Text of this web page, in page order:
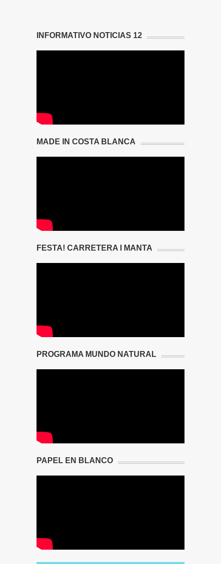
INFORMATIVO NOTICIAS 12
MADE IN COSTA BLANCA
FESTA! CARRETERA I MANTA
PROGRAMA MUNDO NATURAL
PAPEL EN BLANCO